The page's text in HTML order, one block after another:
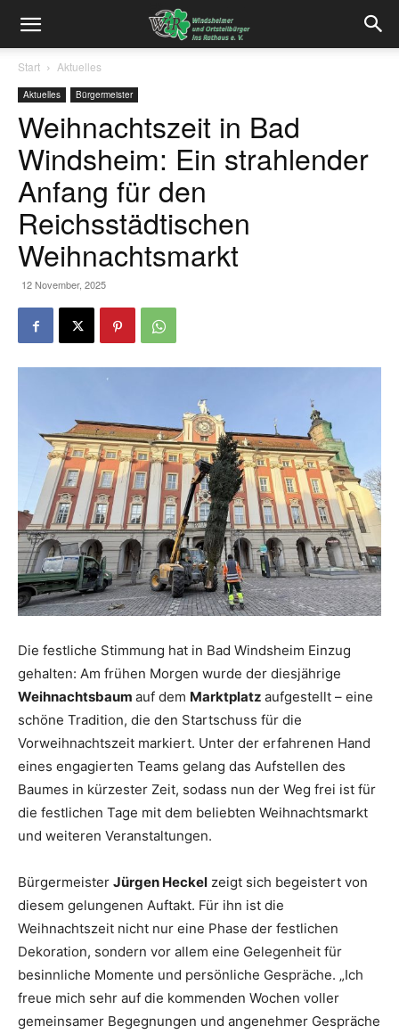
Start Aktuelles
Aktuelles Bürgermeister
Weihnachtszeit in Bad
Windsheim: Ein strahlender
Anfang für den
Reichsstädtischen
Weihnachtsmarkt
12 November, 2025
Die festliche Stimmung hat in Bad Windsheim Einzug
gehalten: Am frühen Morgen wurde der diesjährige
Weihnachtsbaum auf dem Marktplatz aufgestellt – eine
schöne Tradition, die den Startschuss für die
Vorweihnachtszeit markiert. Unter der erfahrenen Hand
eines engagierten Teams gelang das Aufstellen des
Baumes in kürzester Zeit, sodass nun der Weg frei ist für
die festlichen Tage mit dem beliebten Weihnachtsmarkt
und weiteren Veranstaltungen.
Bürgermeister Jürgen Heckel zeigt sich begeistert von
diesem gelungenen Auftakt. Für ihn ist die
Weihnachtszeit nicht nur eine Phase der festlichen
Dekoration, sondern vor allem eine Gelegenheit für
besinnliche Momente und persönliche Gespräche. „Ich
freue mich sehr auf die kommenden Wochen voller
gemeinsamer Begegnungen und angenehmer Gespräche